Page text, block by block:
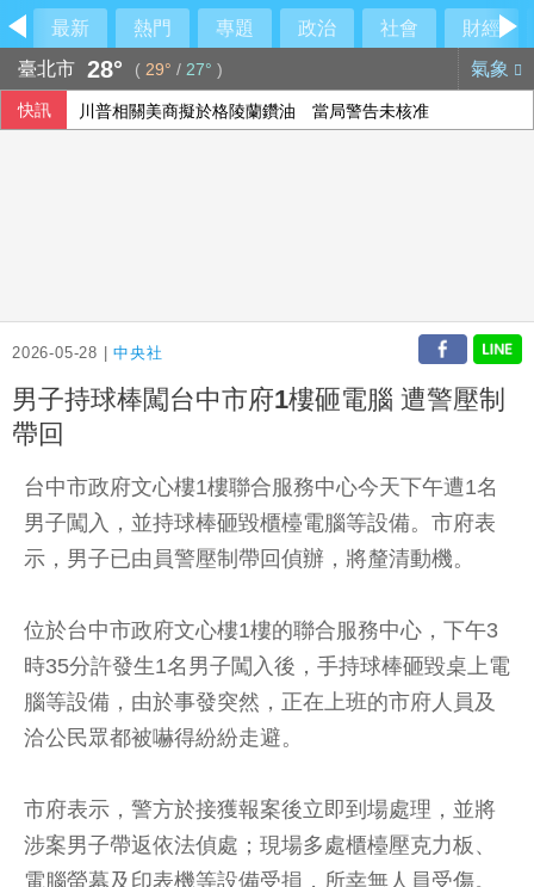
最新 熱門 專題 政治 社會
財經
臺北市 28° ( 29° / 27° ) 氣象
快訊 川普相關美商擬於格陵蘭鑽油 當局警告未核准
2026-05-28 |中央社
男子持球棒闖台中市府1樓砸電腦 遭警壓制
帶回
台中市政府文心樓1樓聯合服務中心今天下午遭1名
男子闖入，並持球棒砸毀櫃檯電腦等設備。市府表
示，男子已由員警壓制帶回偵辦，將釐清動機。
位於台中市政府文心樓1樓的聯合服務中心，下午3
時35分許發生1名男子闖入後，手持球棒砸毀桌上電
腦等設備，由於事發突然，正在上班的市府人員及
洽公民眾都被嚇得紛紛走避。
市府表示，警方於接獲報案後立即到場處理，並將
涉案男子帶返依法偵處；現場多處櫃檯壓克力板、
電腦螢幕及印表機等設備受損，所幸無人員受傷。